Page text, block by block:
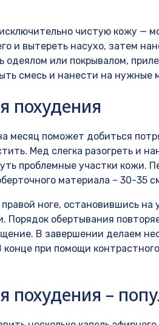
чистую кожу —
и вытереть насухо, затем
или покрывалом,
смесь и нанести на нужные
похудения
месяц поможет добиться
Мед слегка разогреть и
проблемные участки кожи.
материала – 30-35
ноге, остановившись на
Порядок обертывания
В завершении делаем
при помощи
похудения –